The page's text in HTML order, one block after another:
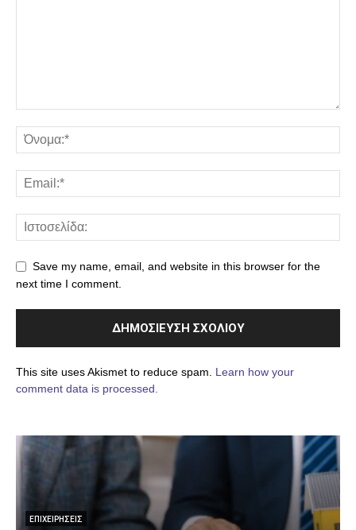
Save my name, email, and website in this browser for the
next time I comment.
This site uses Akismet to reduce spam. Learn how your
comment data is processed.
ΕΠΙΧΕΙΡΉΣΕΙΣ